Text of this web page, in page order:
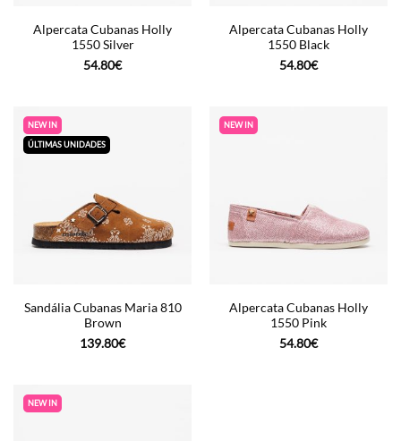
Alpercata Cubanas Holly
1550 Silver
54.80€
Alpercata Cubanas Holly
1550 Black
54.80€
NEW IN
ÚLTIMAS UNIDADES
Sandália Cubanas Maria 810
Brown
139.80€
NEW IN
Alpercata Cubanas Holly
1550 Pink
54.80€
NEW IN